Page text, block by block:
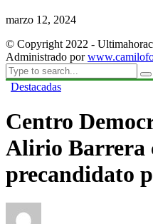
marzo 12, 2024
© Copyright 2022 -
Administrado por
Destacadas
Centro
Alirio Barrera
precandidato